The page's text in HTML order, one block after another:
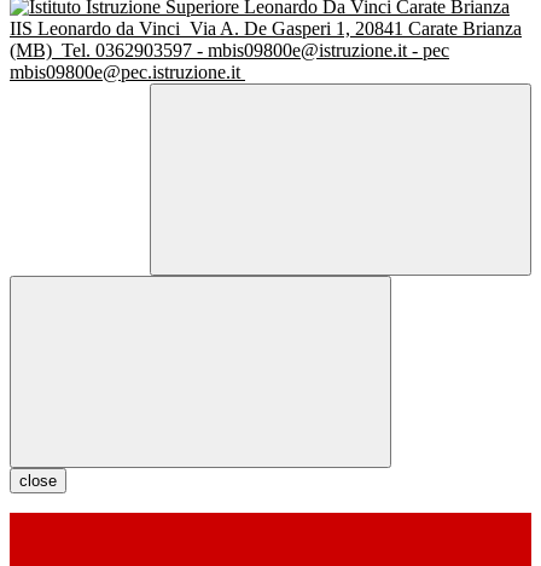
IIS Leonardo da Vinci Via A. De Gasperi 1, 20841 Carate Brianza
(MB) Tel. 0362903597 - mbis09800e@istruzione.it - pec
mbis09800e@pec.istruzione.it
close